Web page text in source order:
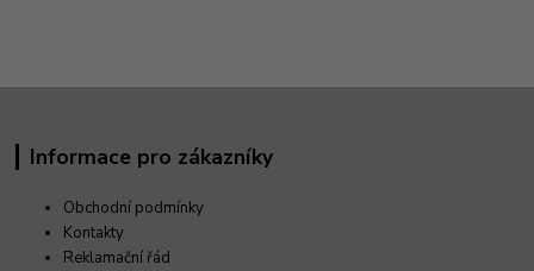
Informace pro zákazníky
Obchodní podmínky
Kontakty
Reklamační řád